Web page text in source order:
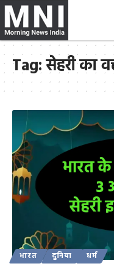
Tag:सेहरी का
भारत दुनिया धर्म